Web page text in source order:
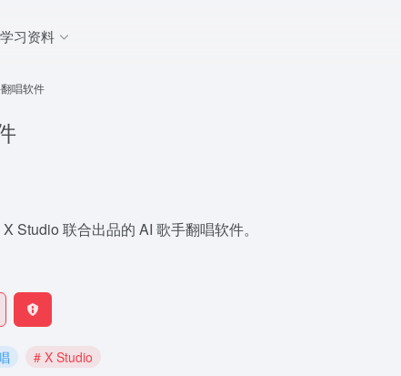
习资料
唱软件
Studio 联合出品的 AI 歌手翻唱软件。
# X Studio